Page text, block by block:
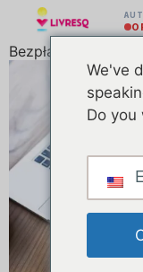
Bezpłatny e-
We've
Do you